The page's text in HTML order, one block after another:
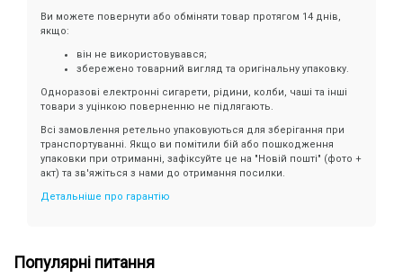
Ви можете повернути або обміняти товар протягом 14 днів,
якщо:
він не використовувався;
збережено товарний вигляд та оригінальну упаковку.
Одноразові електронні сигарети, рідини, колби, чаші та інші
товари з уцінкою поверненню не підлягають.
Всі замовлення ретельно упаковуються для зберігання при
транспортуванні. Якщо ви помітили бій або пошкодження
упаковки при отриманні, зафіксуйте це на "Новій пошті" (фото +
акт) та зв'яжіться з нами до отримання посилки.
Детальніше про гарантію
Популярні питання